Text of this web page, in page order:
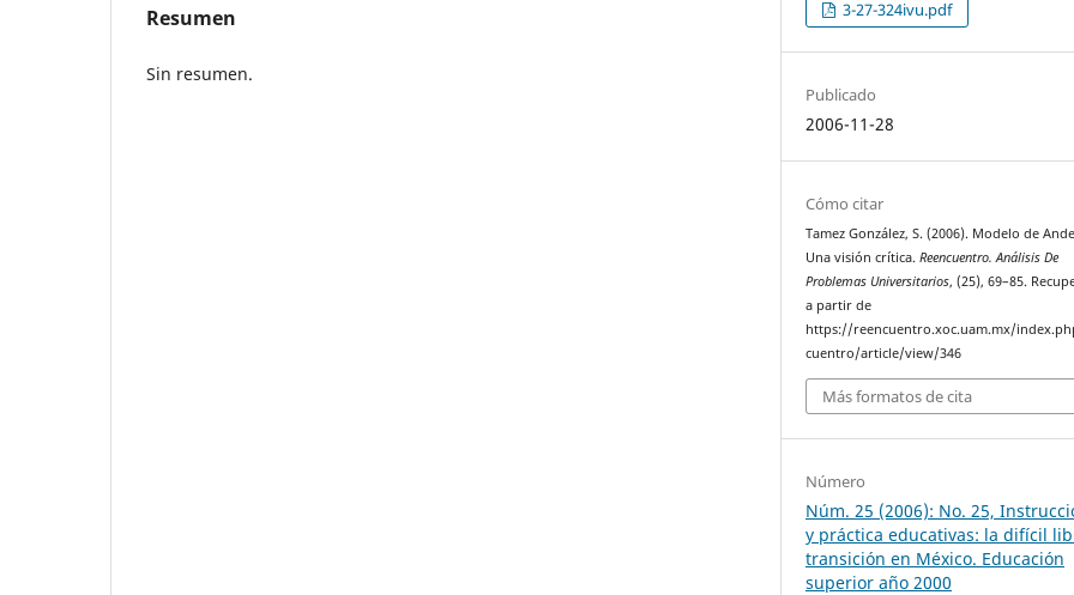
Resumen
Sin resumen.
3-27-324ivu.pdf
Publicado
2006-11-28
Cómo citar
Tamez González, S. (2006). Modelo de
Una visión crítica.Reencuentro. Análisis De
Problemas Universitarios, (25), 69–85.
a partir de
https://reencuentro.xoc.uam.mx/
cuentro/article/view/346
Más formatos de cita
Número
Núm. 25 (2006): No. 25,
y práctica educativas: la difícil
transición en México. Educación
superior año 2000